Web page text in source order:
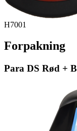
H7001
Forpakning
Para DS Rød +